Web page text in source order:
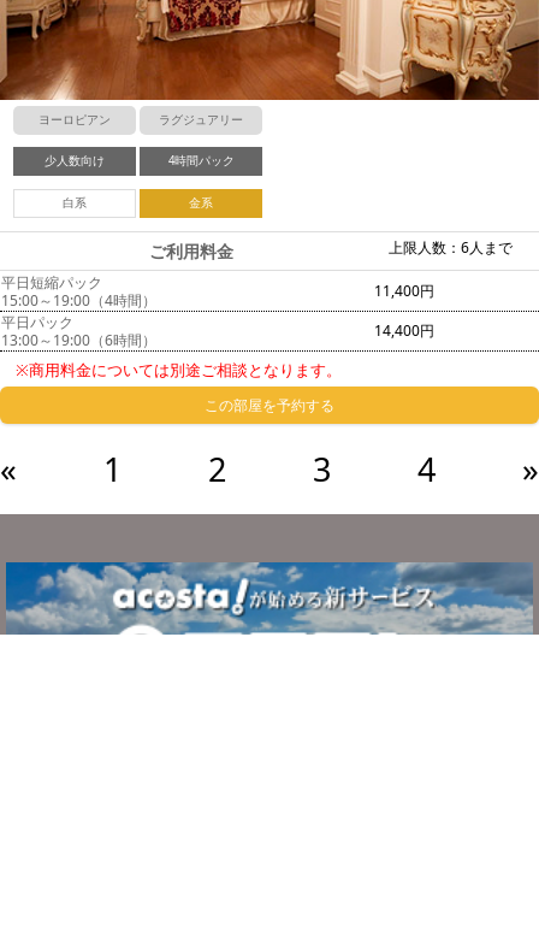
ヨーロピアン ラグジュアリー
少人数向け 4時間パック
白系 金系
上限人数：6人まで
ご利用料金
平日短縮パック
15:00～19:00（4時間）
11,400円
平日パック
13:00～19:00（6時間）
14,400円
※商用料金については別途ご相談となります。
この部屋を予約する
« 1 2 3 4 »